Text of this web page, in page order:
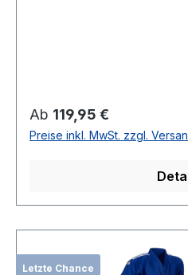
Regulärer Preis:
Ab 119,95 €
Preise inkl. MwSt. zzgl.
Letzte Chance